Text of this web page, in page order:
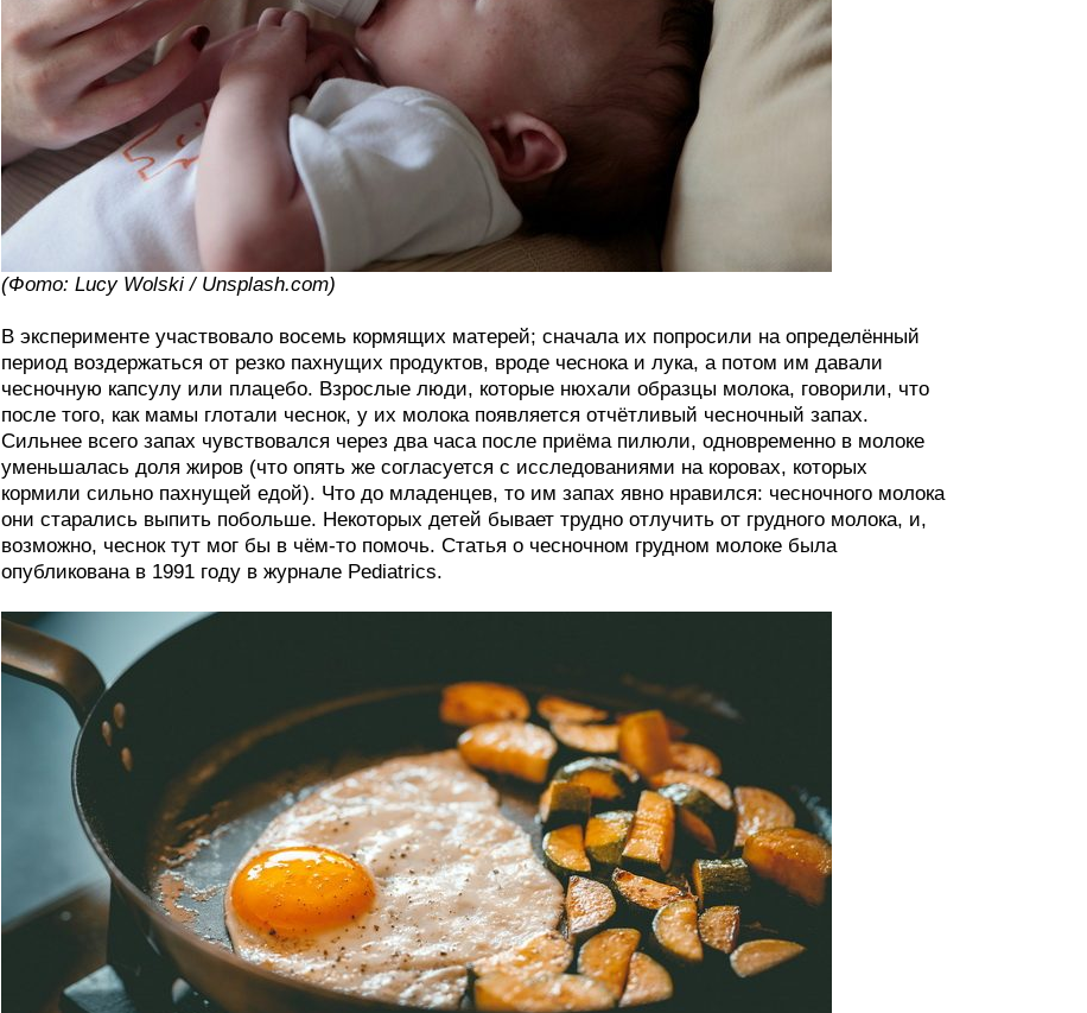
(Фото: Lucy Wolski / Unsplash.com)
В эксперименте участвовало восемь кормящих матерей; сначала их попросили на определённый
период воздержаться от резко пахнущих продуктов, вроде чеснока и лука, а потом им давали
чесночную капсулу или плацебо. Взрослые люди, которые нюхали образцы молока, говорили, что
после того, как мамы глотали чеснок, у их молока появляется отчётливый чесночный запах.
Сильнее всего запах чувствовался через два часа после приёма пилюли, одновременно в молоке
уменьшалась доля жиров (что опять же согласуется с исследованиями на коровах, которых
кормили сильно пахнущей едой). Что до младенцев, то им запах явно нравился: чесночного молока
они старались выпить побольше. Некоторых детей бывает трудно отлучить от грудного молока, и,
возможно, чеснок тут мог бы в чём-то помочь. Статья о чесночном грудном молоке была
опубликована в 1991 году в журнале Pediatrics.